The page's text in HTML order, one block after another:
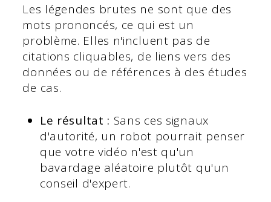
Les légendes brutes ne sont que des
mots prononcés, ce qui est un
problème. Elles n'incluent pas de
citations cliquables, de liens vers des
données ou de références à des études
de cas.
Le résultat : Sans ces signaux
d'autorité, un robot pourrait penser
que votre vidéo n'est qu'un
bavardage aléatoire plutôt qu'un
conseil d'expert.